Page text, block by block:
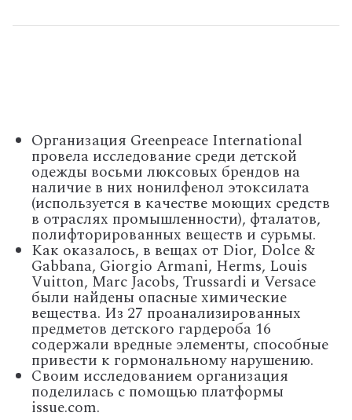
Организация Greenpeace International
провела исследование среди детской
одежды восьми люксовых брендов на
наличие в них нонилфенол этоксилата
(используется в качестве моющих средств
в отраслях промышленности), фталатов,
полифторированных веществ и сурьмы.
Как оказалось, в вещах от Dior, Dolce &
Gabbana, Giorgio Armani, Herms, Louis
Vuitton, Marc Jacobs, Trussardi и Versace
были найдены опасные химические
вещества. Из 27 проанализированных
предметов детского гардероба 16
содержали вредные элементы, способные
привести к гормональному нарушению.
Своим исследованием организация
поделилась с помощью платформы
issue.com.